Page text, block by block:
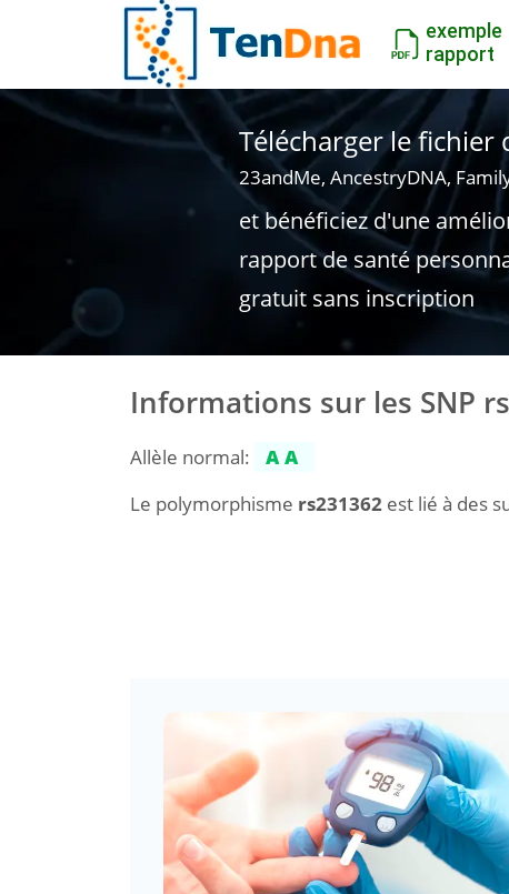
exemple
rapport
Télécharger le fichier
23andMe, AncestryDNA,
et bénéficiez d'une
rapport de santé
gratuit sans inscription
Informations sur les SNP
Allèle normal:
AA
Le polymorphisme rs231362 est lié à des